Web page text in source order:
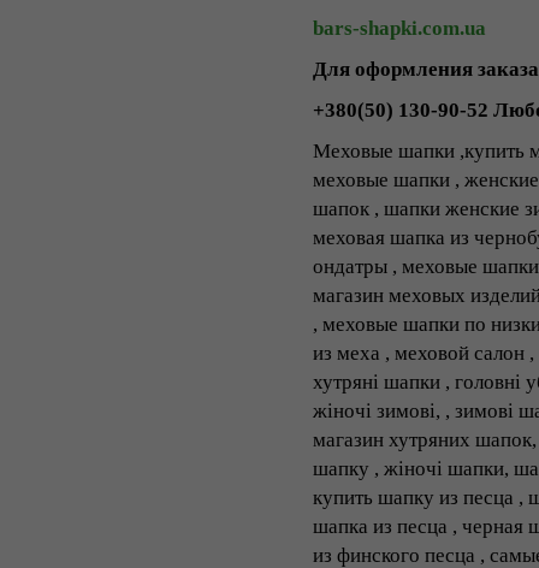
bars-shapki.com.ua
Для оформления
+380(50) 130-90-52
Меховые шапки ,купить
меховые шапки ,
шапок , шапки женские
меховая шапка из
ондатры , меховые
магазин меховых
, меховые шапки по
из меха , меховой салон
хутряні шапки , головні
жіночі зимові, , зимові
магазин хутряних
шапку , жіночі шапки,
купить шапку из песца ,
шапка из песца , черная
из финского песца ,